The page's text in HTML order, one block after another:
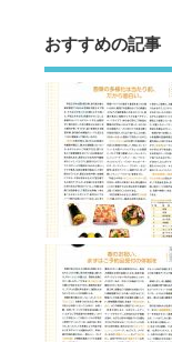
おすすめの記事